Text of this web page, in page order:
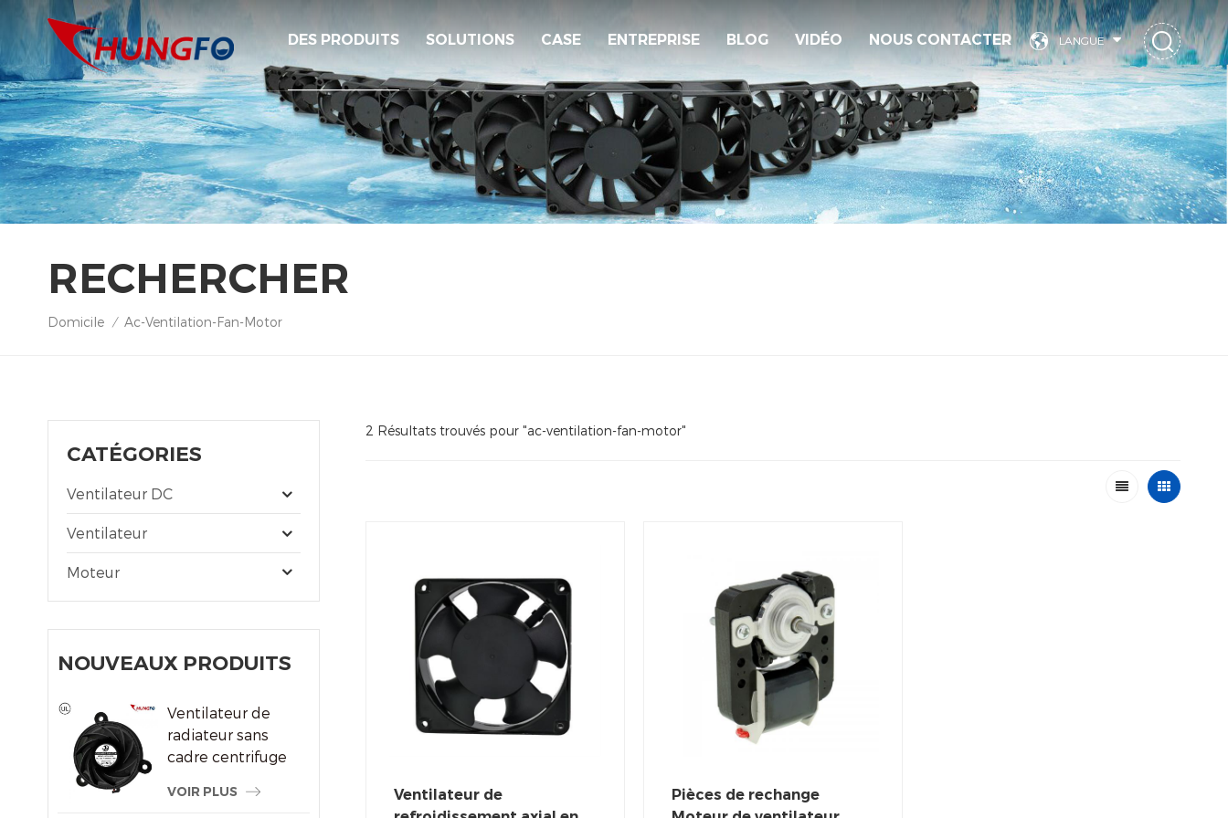
LANGUE
DES PRODUITS SOLUTIONS CASE ENTREPRISE BLOG VIDÉO NOUS CONTACTER
RECHERCHER
Domicile / Ac-Ventilation-Fan-Motor
CATÉGORIES
Ventilateur DC
Ventilateur
Moteur
NOUVEAUX PRODUITS
Ventilateur de
radiateur sans
cadre centrifuge
refroidissement
VOIR PLUS
2 Résultats trouvés pour "ac-ventilation-fan-motor"
Ventilateur de
Pièces de rechange